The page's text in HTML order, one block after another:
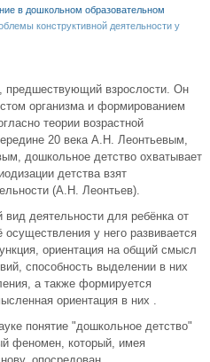
в дошкольном образовательном
конструктивной деятельности у
предшествующий взрослости. Он
организма и формированием
теории возрастной
20 века А.Н. Леонтьевым,
дошкольное детство охватывает
детства взят
(А.Н. Леонтьев).
деятельности для ребёнка от
у него развивается
ориентация на общий смысл
способность выделении в них
а также формируется
ориентация в них .
понятие "дошкольное детство"
феномен, который, имея